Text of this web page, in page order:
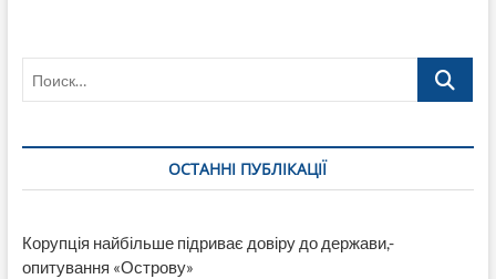
Поиск…
ОСТАННІ ПУБЛІКАЦІЇ
Корупція найбільше підриває довіру до держави,-
опитування «Острову»